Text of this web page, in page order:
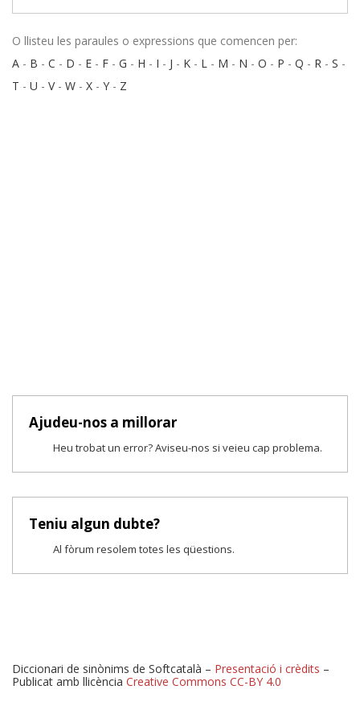
O llisteu les paraules o expressions que comencen per:
A - B - C - D - E - F - G - H - I - J - K - L - M - N - O - P - Q - R - S -
T - U - V- W - X - Y - Z
Ajudeu-nos a millorar
Heu trobat un error? Aviseu-nos si veieu cap problema.
Teniu algun dubte?
Al fòrum resolem totes les qüestions.
Diccionari de sinònims de Softcatalà – Presentació i crèdits –
Publicat amb llicència Creative Commons CC-BY 4.0